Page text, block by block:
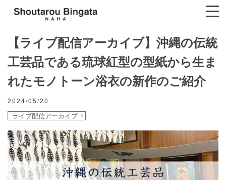
【ライブ配信アーカイブ】沖縄の伝統
工芸品である琉球紅型の型紙から生ま
れたモノトーン浴衣の新作のご紹介
2024/05/20
ライブ配信アーカイブ